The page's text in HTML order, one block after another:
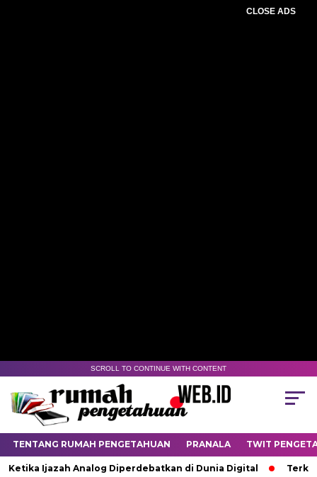
CLOSE ADS
SCROLL TO CONTINUE WITH CONTENT
TENTANG RUMAH PENGETAHUAN PRANALA TWIT
Ketika Ijazah Analog Diperdebatkan di Dunia Digital